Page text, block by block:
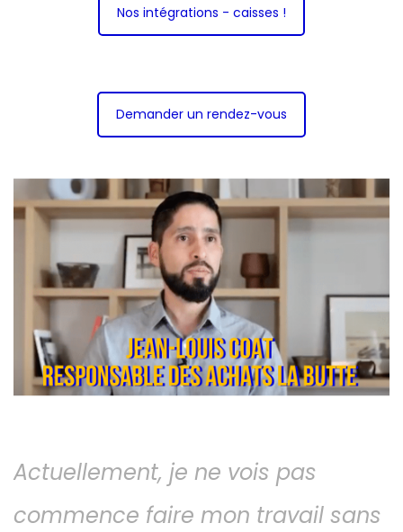
Nos intégrations - caisses !
Demander un rendez-vous
Actuellement, je ne vois pas
commence faire mon travail sans